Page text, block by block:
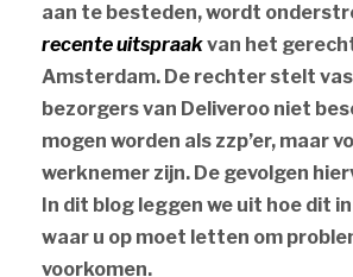
aan te besteden, wordt
recente uitspraakvan het
Amsterdam. De rechter stelt
bezorgers van Deliveroo niet
mogen worden als zzp’er, maar
werknemer zijn. De gevolgen
In dit blog leggen we uit hoe dit
waar u op moet letten om
voorkomen.